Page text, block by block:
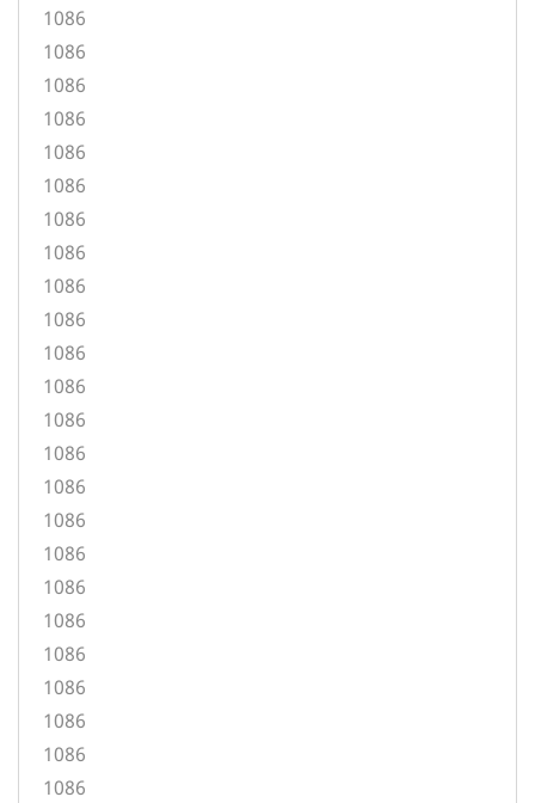
1086
1086
1086
1086
1086
1086
1086
1086
1086
1086
1086
1086
1086
1086
1086
1086
1086
1086
1086
1086
1086
1086
1086
1086